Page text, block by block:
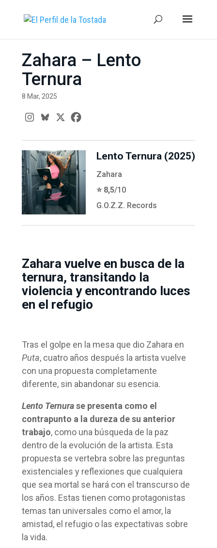
Zahara – Lento
Ternura
8 Mar, 2025
Lento Ternura (2025)
Zahara
⭐️ 8,5/10
G.O.Z.Z. Records
Zahara vuelve en busca de la
ternura, transitando la
violencia y encontrando luces
en el refugio
Tras el golpe en la mesa que dio Zahara en
Puta, cuatro años después la artista vuelve
con una propuesta completamente
diferente, sin abandonar su esencia.
Lento Ternurase presenta como el
contrapunto a la dureza de su anterior
trabajo, como una búsqueda de la paz
dentro de la evolución de la artista. Esta
propuesta se vertebra sobre las preguntas
existenciales y reflexiones que cualquiera
que sea mortal se hará con el transcurso de
los años. Estas tienen como protagonistas
temas tan universales como el amor, la
amistad, el refugio o las expectativas sobre
la vida.